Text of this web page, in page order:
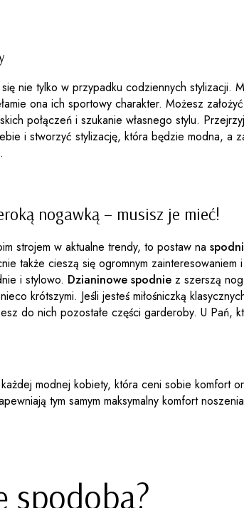
nie tylko w przypadku codziennych stylizacji.
ona ich sportowy charakter. Możesz
połączeń i szukanie własnego stylu.
i stworzyć stylizację, która będzie modna, a
nogawką – musisz je mieć!
strojem w aktualne trendy, to postaw na
także cieszą się ogromnym
i stylowo. Dzianinowe spodnie z szerszą
krótszymi. Jeśli jesteś miłośniczką
do nich pozostałe części garderoby. U
modnej kobiety, która ceni sobie komfort
tym samym maksymalny komfort
spodoba?